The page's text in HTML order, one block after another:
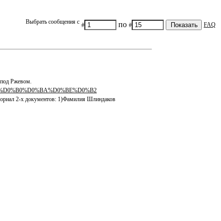
Выбрать сообщения с # по # FAQ
Ржевом.
2-х документов: 1)Фамилия Шлиндаков